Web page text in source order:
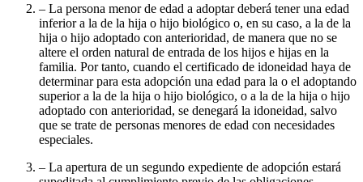
– La persona menor de edad a adoptar deberá tener una edad
inferior a la de la hija o hijo biológico o, en su caso, a la de la
hija o hijo adoptado con anterioridad, de manera que no se
altere el orden natural de entrada de los hijos e hijas en la
familia. Por tanto, cuando el certificado de idoneidad haya de
determinar para esta adopción una edad para la o el adoptando
superior a la de la hija o hijo biológico, o a la de la hija o hijo
adoptado con anterioridad, se denegará la idoneidad, salvo
que se trate de personas menores de edad con necesidades
especiales.
– La apertura de un segundo expediente de adopción estará